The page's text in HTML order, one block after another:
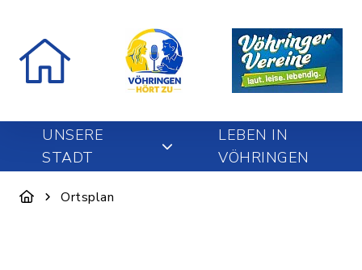
UNSERE
STADT
LEBEN IN
VÖHRINGEN
Ortsplan